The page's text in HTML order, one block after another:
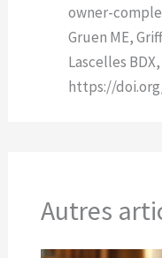
owner-
Gruen ME,
Lascelles BDX,
https://doi.org/
Autres